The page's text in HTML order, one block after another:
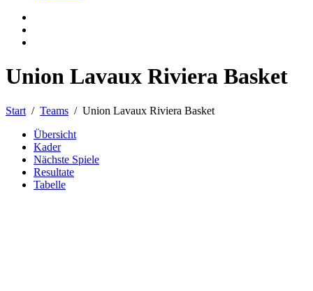
Union Lavaux Riviera Basket
Start Teams
Union Lavaux Riviera Basket
Übersicht
Kader
Nächste Spiele
Resultate
Tabelle